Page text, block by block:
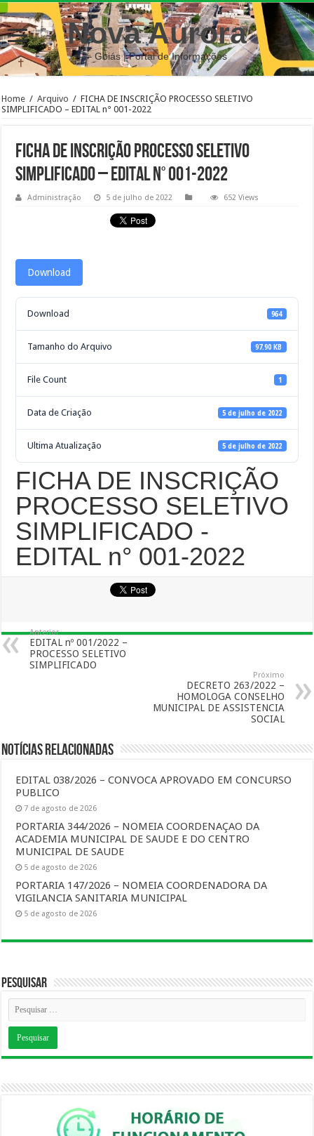
Nova Aurora
– Goiás | Portal de Informações
Home / Arquivo / FICHA DE INSCRIÇÃO PROCESSO SELETIVO
SIMPLIFICADO – EDITAL n° 001-2022
FICHA DE INSCRIÇÃO PROCESSO SELETIVO
SIMPLIFICADO – EDITAL n° 001-2022
Administração 5 de julho de 2022 652 Views
Download
Download 964
Tamanho do Arquivo 97.90 KB
File Count 1
Data de Criação 5 de julho de 2022
Ultima Atualização 5 de julho de 2022
FICHA DE INSCRIÇÃO
PROCESSO SELETIVO
SIMPLIFICADO -
EDITAL n° 001-2022
Anterior
EDITAL nº 001/2022 –
PROCESSO SELETIVO
SIMPLIFICADO
Próximo
DECRETO 263/2022 –
HOMOLOGA CONSELHO
MUNICIPAL DE ASSISTENCIA
SOCIAL
Notícias Relacionadas
EDITAL 038/2026 – CONVOCA APROVADO EM CONCURSO
PUBLICO
7 de agosto de 2026
PORTARIA 344/2026 – NOMEIA COORDENAÇAO DA
ACADEMIA MUNICIPAL DE SAUDE E DO CENTRO
MUNICIPAL DE SAUDE
5 de agosto de 2026
PORTARIA 147/2026 – NOMEIA COORDENADORA DA
VIGILANCIA SANITARIA MUNICIPAL
5 de agosto de 2026
Pesquisar